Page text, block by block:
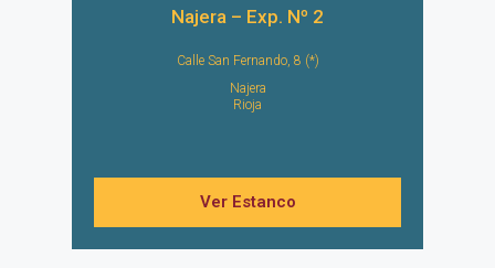
Najera – Exp. Nº 2
Calle San Fernando, 8 (*)
Najera
Rioja
Ver Estanco